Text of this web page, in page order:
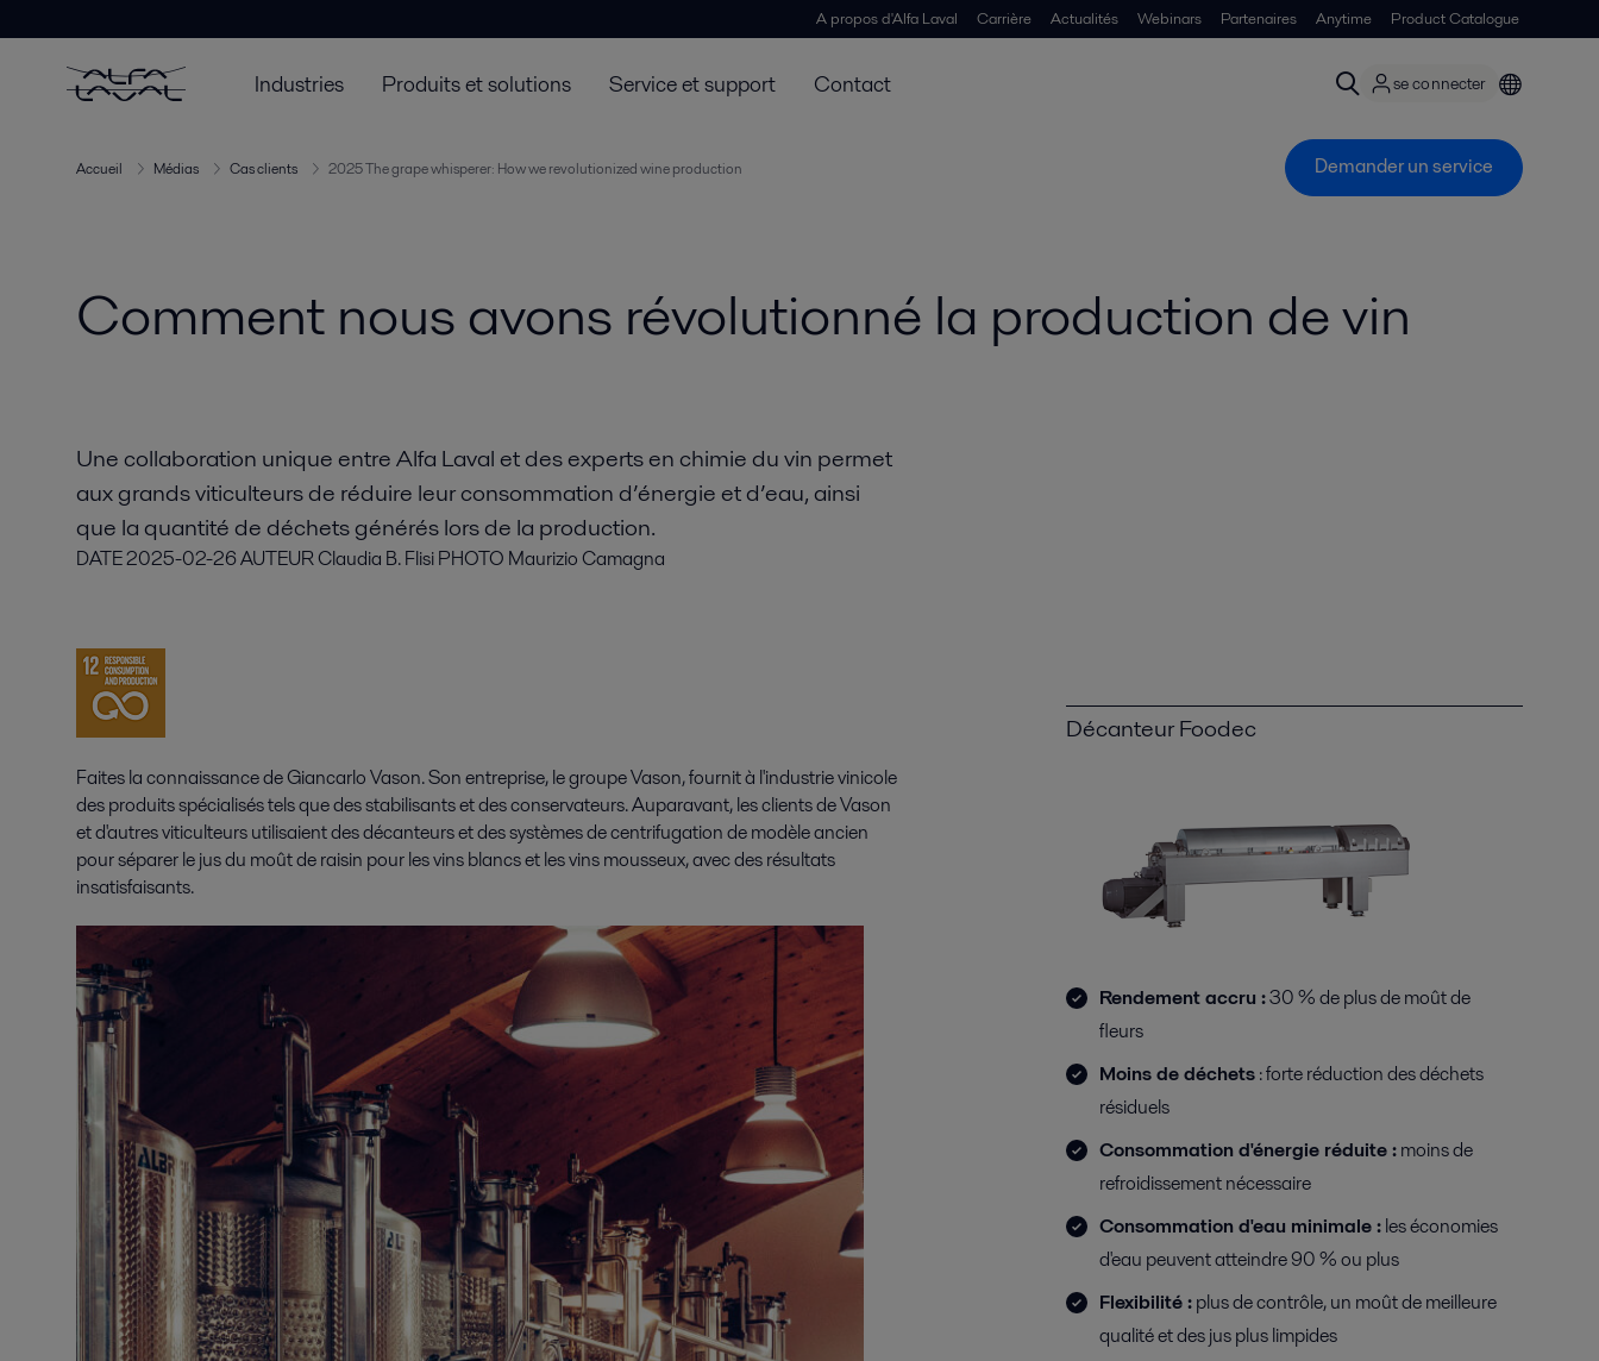
A propos d'Alfa Laval Carrière Actualités Webinars Partenaires Anytime Product Catalogue
Industries Produits et solutions Service et support Contact se connecter
Accueil Médias Cas clients 2025 The grape whisperer: How we revolutionized wine production Demander un service
Comment nous avons révolutionné la production de vin
Une collaboration unique entre Alfa Laval et des experts en chimie du vin permet
aux grands viticulteurs de réduire leur consommation d’énergie et d’eau, ainsi
que la quantité de déchets générés lors de la production.
DATE2025-02-26AUTEURClaudia B. FlisiPHOTO Maurizio Camagna
Faites la connaissance de Giancarlo Vason. Son entreprise, le groupe Vason, fournit à l'industrie vinicole
des produits spécialisés tels que des stabilisants et des conservateurs. Auparavant, les clients de Vason
et d'autres viticulteurs utilisaient des décanteurs et des systèmes de centrifugation de modèle ancien
pour séparer le jus du moût de raisin pour les vins blancs et les vins mousseux, avec des résultats
insatisfaisants.
Décanteur Foodec
Rendement accru :30 % de plus de moût de
fleurs
Moins de déchets: forte réduction des déchets
résiduels
Consommation d'énergie réduite :moins de
refroidissement nécessaire
Consommation d'eau minimale :les économies
d'eau peuvent atteindre 90 % ou plus
Flexibilité :plus de contrôle, un moût de meilleure
qualité et des jus plus limpides